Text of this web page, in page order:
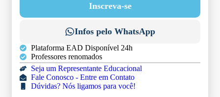
Inscreva-se
Infos pelo WhatsApp
Plataforma EAD Disponível 24h
Professores renomados
Seja um Representante Educacional
Fale Conosco - Entre em Contato
Dúvidas? Nós ligamos para você!